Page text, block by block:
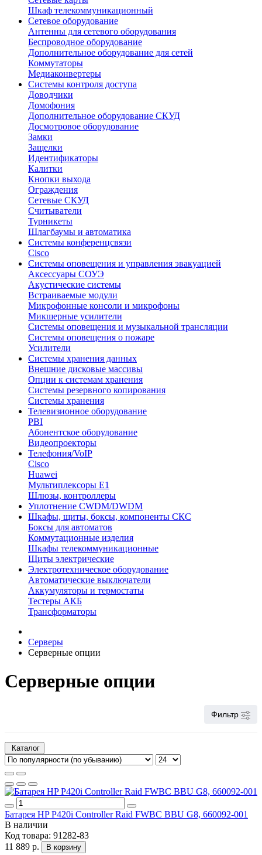
Шкаф телекоммуникационный
Сетевое оборудование
Антенны для сетевого оборудования
Беспроводное оборудование
Дополнительное оборудование для сетей
Коммутаторы
Медиаконвертеры
Системы контроля доступа
Доводчики
Домофония
Дополнительное оборудование СКУД
Досмотровое оборудование
Замки
Защелки
Идентификаторы
Калитки
Кнопки выхода
Ограждения
Сетевые СКУД
Считыватели
Турникеты
Шлагбаумы и автоматика
Системы конференцсвязи
Cisco
Системы оповещения и управления эвакуацией
Аксессуары СОУЭ
Акустические системы
Встраиваемые модули
Микрофонные консоли и микрофоны
Микшерные усилители
Системы оповещения и музыкальной трансляции
Системы оповещения о пожаре
Усилители
Системы хранения данных
Внешние дисковые массивы
Опции к системам хранения
Системы резервного копирования
Системы хранения
Телевизионное оборудование
PBI
Абонентское оборудование
Видеопроекторы
Телефония/VoIP
Cisco
Huawei
Мультиплексоры E1
Шлюзы, контроллеры
Уплотнение CWDM/DWDM
Шкафы, щиты, боксы, компоненты СКС
Боксы для автоматов
Коммутационные изделия
Шкафы телекоммуникационные
Щиты электрические
Электротехническое оборудование
Автоматические выключатели
Аккумуляторы и термостаты
Тестеры АКБ
Трансформаторы
Серверы
Серверные опции
Серверные опции
Фильтр
Каталог
Батарея HP P420i Controller Raid FWBC BBU G8, 660092-001
В наличии
Код товара: 91282-83
11 889 р.
В корзину